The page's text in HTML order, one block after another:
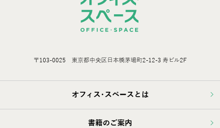
〒103-0025 東京都中央区日本橋茅場町2-12-3 寿ビル2F
オフィス･スペースとは
書籍のご案内